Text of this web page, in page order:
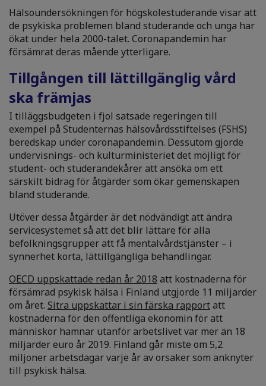
Hälsoundersökningen för högskolestuderande visar att
de psykiska problemen bland studerande och unga har
ökat under hela 2000-talet. Coronapandemin har
försämrat deras mående ytterligare.
Tillgången till lättillgänglig vård
ska främjas
I tilläggsbudgeten i fjol satsade regeringen till
exempel på Studenternas hälsovårdsstiftelses (FSHS)
beredskap under coronapandemin. Dessutom gjorde
undervisnings- och kulturministeriet det möjligt för
student- och studerandekårer att ansöka om ett
särskilt bidrag för åtgärder som ökar gemenskapen
bland studerande.
Utöver dessa åtgärder är det nödvändigt att ändra
servicesystemet så att det blir lättare för alla
befolkningsgrupper att få mentalvårdstjänster – i
synnerhet korta, lättillgängliga behandlingar.
OECD uppskattade redan år 2018 att kostnaderna för
försämrad psykisk hälsa i Finland utgjorde 11 miljarder
om året. Sitra uppskattar i sin färska rapportatt
kostnaderna för den offentliga ekonomin för att
människor hamnar utanför arbetslivet var mer än 18
miljarder euro år 2019. Finland går miste om 5,2
miljoner arbetsdagar varje år av orsaker som anknyter
till psykisk hälsa.